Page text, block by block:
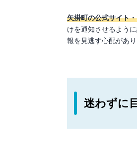
矢掛町の公式サイト
けを通知させるよう
報を見逃す心配があり
迷わずに